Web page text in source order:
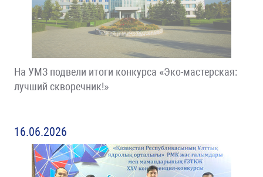
На УМЗ подвели итоги конкурса «Эко-мастерская:
лучший скворечник!»
16.06.2026